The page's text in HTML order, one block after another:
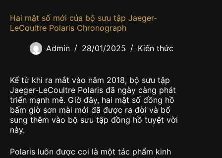
Hai mặt số mới của bộ sưu tập Jaeger-
LeCoultre Polaris Chronograph
Admin 28/01/2025 Kiến thức
Kể từ khi ra mắt vào năm 2018, bộ sưu tập
Jaeger-LeCoultre Polaris đã ngày càng phát
triển mạnh mẽ. Giờ đây, hai mặt số đồng hồ
bấm giờ sơn mài mới đã được ra đời và bổ
sung thêm vào bộ sưu tập đồng hồ tuyệt vời
này.
Polaris luôn được coi là một tác phẩm kinh